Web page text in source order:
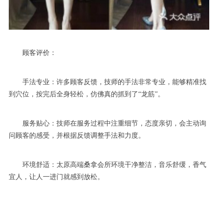
顾客评价：
手法专业：许多顾客反馈，技师的手法非常专业，能够精准找
到穴位，按完后全身轻松，仿佛真的抓到了“龙筋”。
服务贴心：技师在服务过程中注重细节，态度亲切，会主动询
问顾客的感受，并根据反馈调整手法和力度。
环境舒适：太原高端桑拿会所环境干净整洁，音乐舒缓，香气
宜人，让人一进门就感到放松。